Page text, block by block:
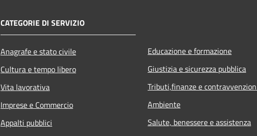
CATEGORIE DI SERVIZIO
Anagrafe e stato civile
Cultura e tempo libero
Vita lavorativa
Imprese e Commercio
Appalti pubblici
Educazione e formazione
Giustizia e sicurezza pubblica
Tributi,finanze e
Ambiente
Salute, benessere e assistenza